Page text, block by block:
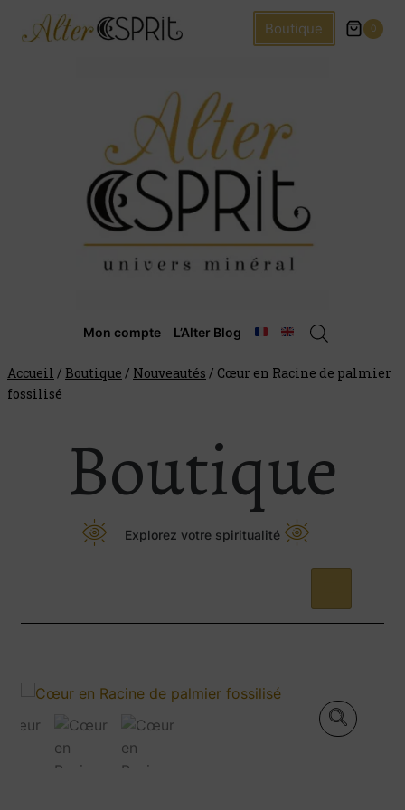
Boutique 0
Mon compte L’Alter Blog
Accueil / Boutique / Nouveautés / Cœur en Racine de palmier
fossilisé
Boutique
Explorez votre spiritualité